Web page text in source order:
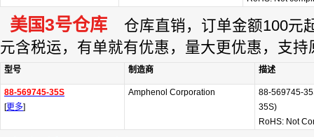
美国3号仓库 仓库直销，订单金额100元
元含税运，有单就有优惠，量大更优惠，支持
型号 制造商 描述
88-569745-35S
[更多]
Amphenol Corporation
88-569745-
35S)
RoHS: Not